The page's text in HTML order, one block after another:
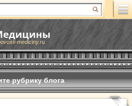
mediciny.ru
рубрику блога